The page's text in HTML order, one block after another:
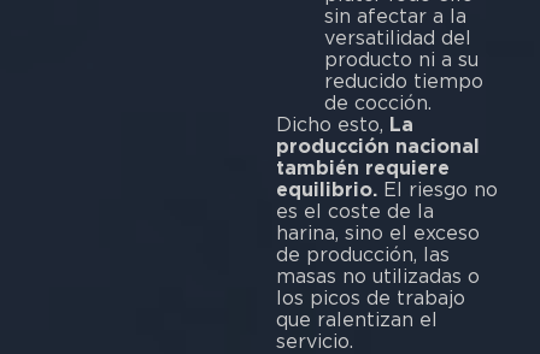
sin afectar a la
versatilidad del
producto ni a su
reducido tiempo
de cocción.
Dicho esto, La
producción nacional
también requiere
equilibrio.El riesgo no
es el coste de la
harina, sino el exceso
de producción, las
masas no utilizadas o
los picos de trabajo
que ralentizan el
servicio.